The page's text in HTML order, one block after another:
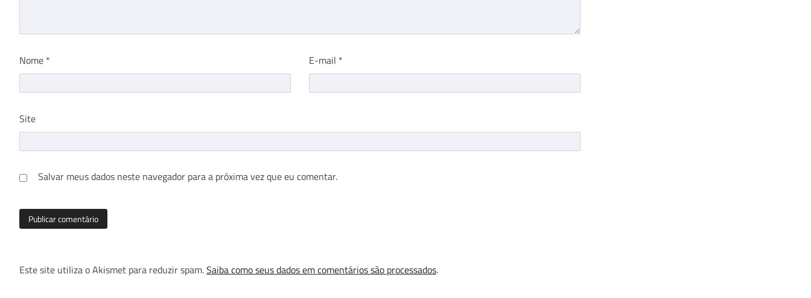
Nome * E-mail *
Site
Salvar meus dados neste navegador para a próxima vez que eu comentar.
Este site utiliza o Akismet para reduzir spam.Saiba como seus dados em comentários são processados.